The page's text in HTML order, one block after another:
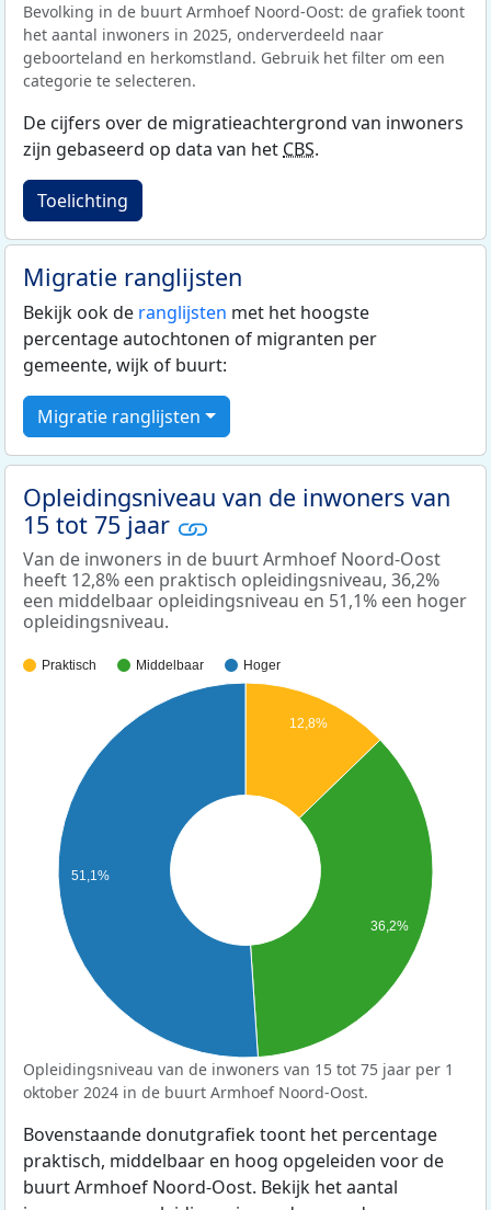
Bevolking in de buurt Armhoef Noord-Oost: de grafiek toont
het aantal inwoners in 2025, onderverdeeld naar
geboorteland en herkomstland. Gebruik het filter om een
categorie te selecteren.
De cijfers over de migratieachtergrond van inwoners
zijn gebaseerd op data van het CBS.
Toelichting
Migratie ranglijsten
Bekijk ook de ranglijsten met het hoogste
percentage autochtonen of migranten per
gemeente, wijk of buurt:
Migratie ranglijsten
Opleidingsniveau van de inwoners van
15 tot 75 jaar
Van de inwoners in de buurt Armhoef Noord-Oost
heeft 12,8% een praktisch opleidingsniveau, 36,2%
een middelbaar opleidingsniveau en 51,1% een hoger
opleidingsniveau.
Praktisch Middelbaar Hoger
12,8%
36,2%
51,1%
Opleidingsniveau van de inwoners van 15 tot 75 jaar per 1
oktober 2024 in de buurt Armhoef Noord-Oost.
Bovenstaande donutgrafiek toont het percentage
praktisch, middelbaar en hoog opgeleiden voor de
buurt Armhoef Noord-Oost. Bekijk het aantal